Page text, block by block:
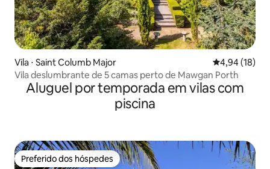
Vila ⋅ Saint Columb Major 4,94 de uma
4,94 (18)
Vila deslumbrante de 5 camas perto de Mawgan Porth
Aluguel por temporada em vilas com
piscina
Preferido dos hóspedes
Preferido dos hóspedes